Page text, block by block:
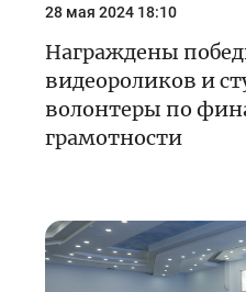
28 мая 2024 18:10
Награждены
видеороликов и
волонтеры по
грамотности